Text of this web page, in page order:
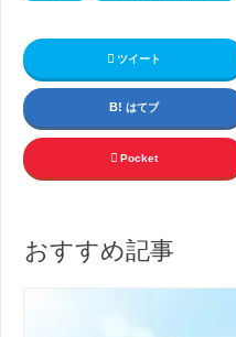
ツイート
はてブ
Pocket
おすすめ記事